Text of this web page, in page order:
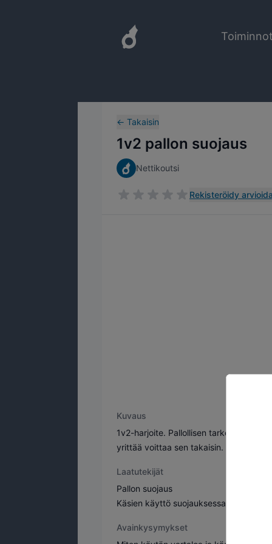
Toiminnot
← Takaisin
1v2 pallon suojaus
Nettikoutsi
Rekisteröidy
Kuvaus
1v2-harjoite. Pallollisen tarkoituksena
yrittää voittaa sen takaisin. Pallon
Laatutekijät
Pallon suojaus
Käsien käyttö suojauksessa
Avainkysymykset